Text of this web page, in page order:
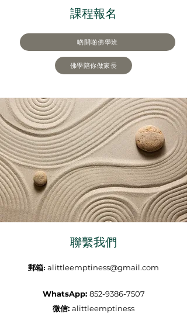
課程報名
啲開啲佛學班
佛學陪你做家長
聯繫我們
郵箱: alittleemptiness@gmail.com
WhatsApp: 852-9386-7507
微信: ​alittleemptiness